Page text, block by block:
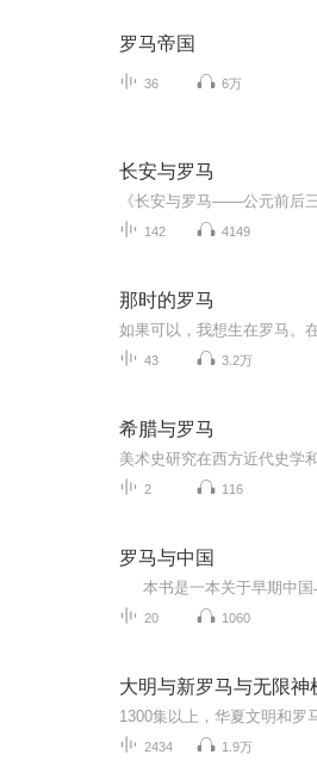
罗马帝国
36 6万
长安与罗马
142 4149
那时的罗马
43 3.2万
希腊与罗马
2 116
罗马与中国
20 1060
大明与新罗马与无限神
2434 1.9万